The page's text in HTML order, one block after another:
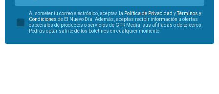
Al someter tu correo electrónico, aceptas la Política de Privacidad yTérminos y
Condiciones de El Nuevo Día. Además, aceptas recibir información u ofertas
especiales de productos o servicios de GFR Media, sus afiliadas o de terceros.
Podrás optar salirte de los boletines en cualquier momento.